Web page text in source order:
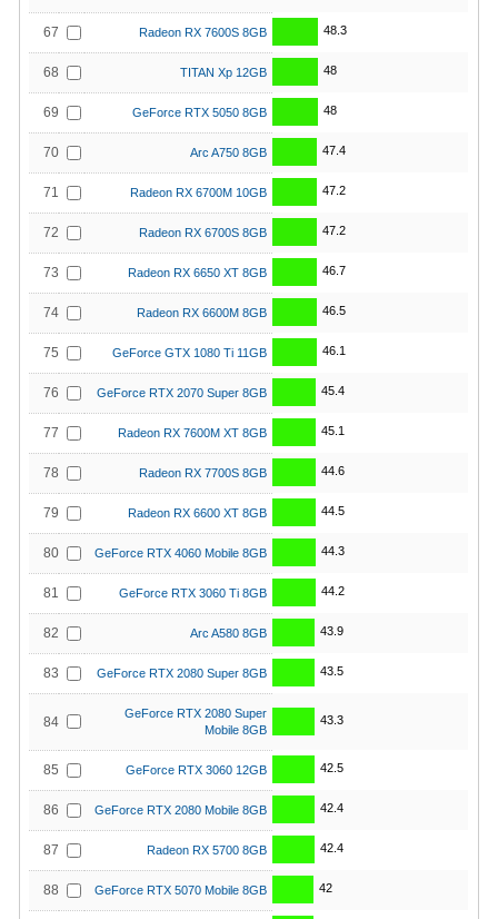
67 Radeon RX 7600S 8GB 48.3
68 TITAN Xp 12GB 48
69 GeForce RTX 5050 8GB 48
70 Arc A750 8GB 47.4
71 Radeon RX 6700M 10GB 47.2
72 Radeon RX 6700S 8GB 47.2
73 Radeon RX 6650 XT 8GB 46.7
74 Radeon RX 6600M 8GB 46.5
75 GeForce GTX 1080 Ti 11GB 46.1
76 GeForce RTX 2070 Super 8GB 45.4
77 Radeon RX 7600M XT 8GB 45.1
78 Radeon RX 7700S 8GB 44.6
79 Radeon RX 6600 XT 8GB 44.5
80 GeForce RTX 4060 Mobile 8GB 44.3
81 GeForce RTX 3060 Ti 8GB 44.2
82 Arc A580 8GB 43.9
83 GeForce RTX 2080 Super 8GB 43.5
84
GeForce RTX 2080 Super
Mobile 8GB
43.3
85 GeForce RTX 3060 12GB 42.5
86 GeForce RTX 2080 Mobile 8GB 42.4
87 Radeon RX 5700 8GB 42.4
88 GeForce RTX 5070 Mobile 8GB 42